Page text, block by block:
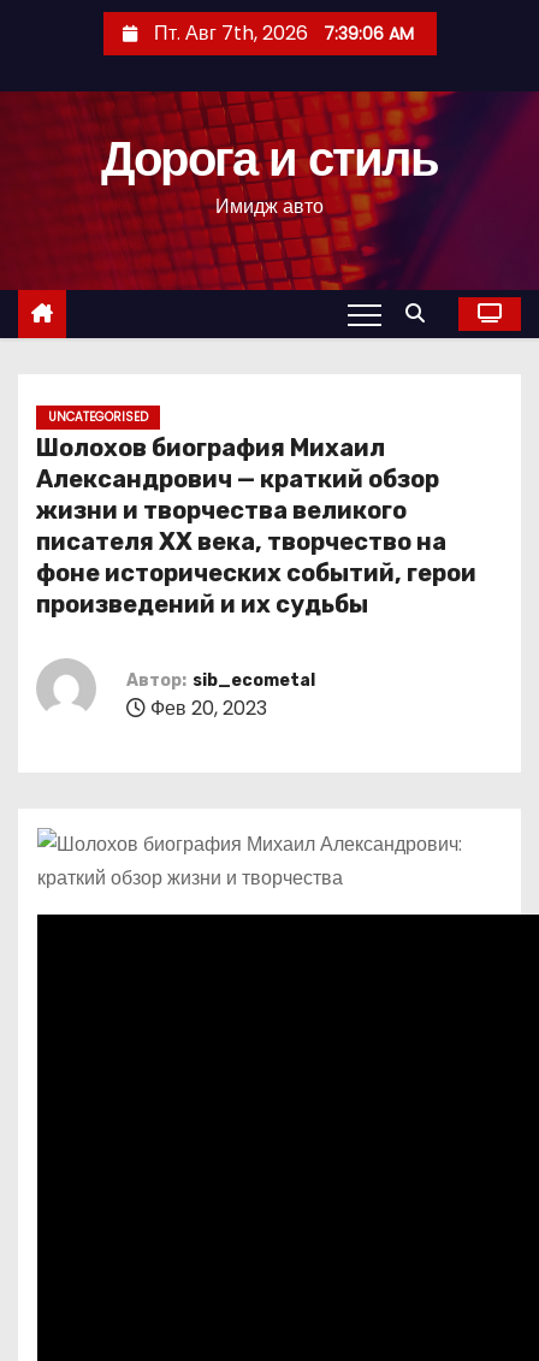
с
Пт. Авг 7th, 2026 7:39:07 AM
Дорога и стиль
Имидж авто
UNCATEGORISED
Шолохов биография Михаил
Александрович — краткий обзор
жизни и творчества великого
писателя XX века, творчество на
фоне исторических событий, герои
произведений и их судьбы
Автор: sib_ecometal
Фев 20, 2023